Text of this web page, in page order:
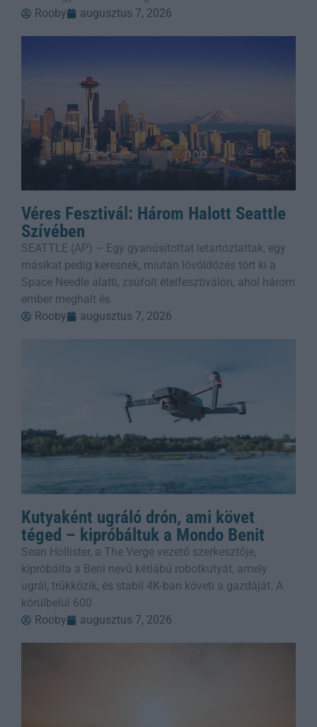
Rooby
augusztus 7, 2026
Véres Fesztivál: Három Halott Seattle
Szívében
SEATTLE (AP) – Egy gyanúsítottat letartóztattak, egy
másikat pedig keresnek, miután lövöldözés tört ki a
Space Needle alatti, zsúfolt ételfesztiválon, ahol három
ember meghalt és
Rooby
augusztus 7, 2026
Kutyaként ugráló drón, ami követ
téged – kipróbáltuk a Mondo Benit
Sean Hollister, a The Verge vezető szerkesztője,
kipróbálta a Beni nevű kétlábú robotkutyát, amely
ugrál, trükközik, és stabil 4K-ban követi a gazdáját. A
körülbelül 600
Rooby
augusztus 7, 2026